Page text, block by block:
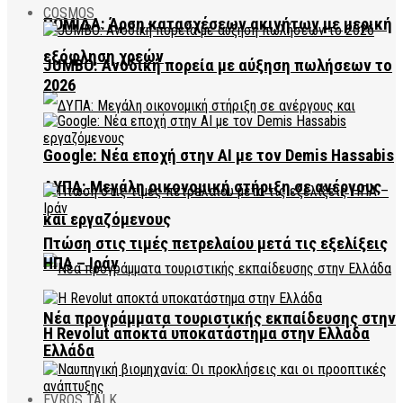
ΠΟΜΙΔΑ: Άρση κατασχέσεων ακινήτων με μερική
εξόφληση χρεών
ΔΥΠΑ: Μεγάλη οικονομική στήριξη σε ανέργους
και εργαζόμενους
Νέα προγράμματα τουριστικής εκπαίδευσης στην
Ελλάδα
EVROS TALK
COSMOS
JUMBO: Ανοδική πορεία με αύξηση πωλήσεων το
2026
Google: Νέα εποχή στην AI με τον Demis Hassabis
Πτώση στις τιμές πετρελαίου μετά τις εξελίξεις
ΗΠΑ – Ιράν
Η Revolut αποκτά υποκατάστημα στην Ελλάδα